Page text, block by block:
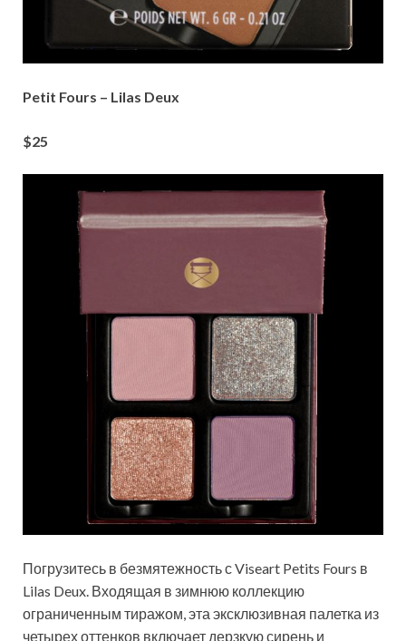
Petit Fours – Lilas Deux
$25
Погрузитесь в безмятежность с Viseart Petits Fours в
Lilas Deux. Входящая в зимнюю коллекцию
ограниченным тиражом, эта эксклюзивная палетка из
четырех оттенков включает дерзкую сирень и